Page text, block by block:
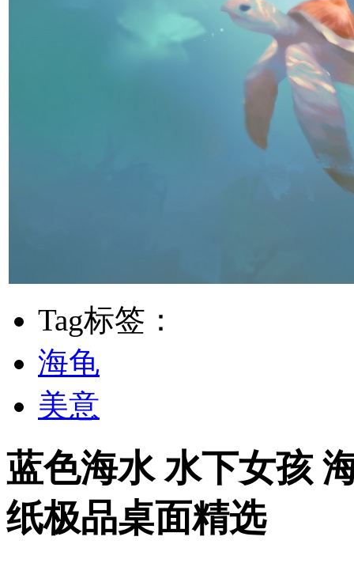
Tag标签：
海龟
美意
蓝色海水 水下女孩
纸极品桌面精选